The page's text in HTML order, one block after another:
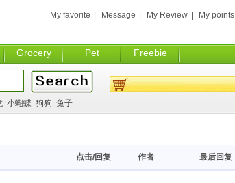
Grocery Pet Freebie
My favorite Message My Review My points
小蝴蝶 狗狗 兔子
最后回复
作者
点击/回复